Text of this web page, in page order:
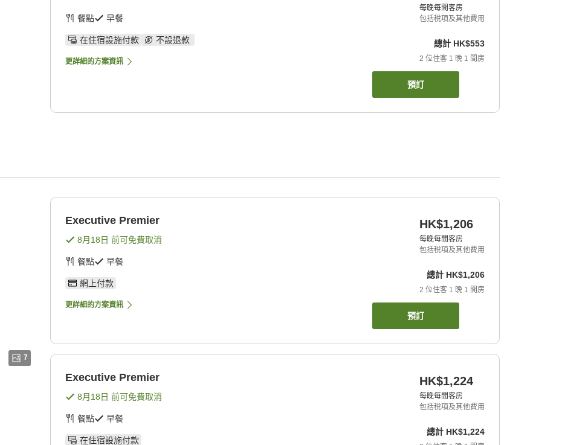
餐點 早餐
在住宿設施付款 不設退款
更詳細的方案資訊
每晚每間客房
包括稅項及其他費用
總計 HK$553
2 位住客 1 晚 1 間房
預訂
7
Executive Premier
8月18日 前可免費取消
餐點 早餐
網上付款
更詳細的方案資訊
HK$1,206
每晚每間客房
包括稅項及其他費用
總計 HK$1,206
2 位住客 1 晚 1 間房
預訂
Executive Premier
8月18日 前可免費取消
餐點 早餐
在住宿設施付款
HK$1,224
每晚每間客房
包括稅項及其他費用
總計 HK$1,224